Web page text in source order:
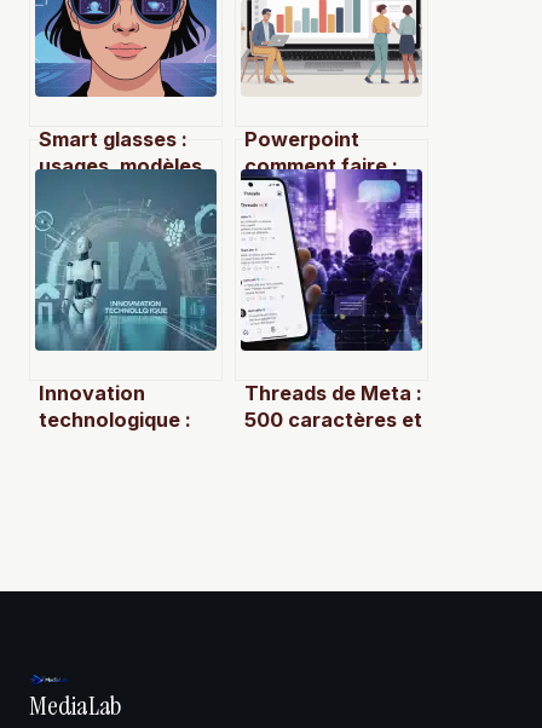
Smart glasses :
usages, modèles
et limites de ces
lunettes
connectées
Powerpoint
comment faire :
les bases claires
pour bien
commencer
Innovation
technologique :
Threads de Meta :
500 caractères et
MediaLab